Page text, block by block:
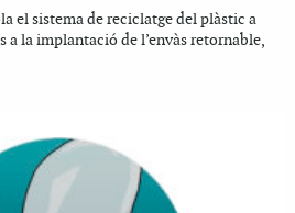
el sistema de reciclatge del plàstic a
a la implantació de l’envàs retornable,